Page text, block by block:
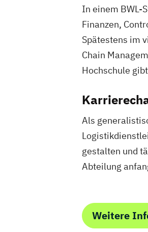
In einem BWL-
Finanzen,
Spätestens im
Chain
Hochschule
Als
gestalten und
Abteilung
Weitere